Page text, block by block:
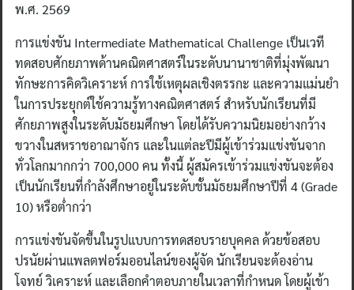
พ.ศ. 2569
การแข่งขัน Intermediate Mathematical Challenge เป็นเวที
ทดสอบศักยภาพด้านคณิตศาสตร์ในระดับนานาชาติที่มุ่งพัฒนา
ทักษะการคิดวิเคราะห์ การใช้เหตุผลเชิงตรรกะ และความแม่นยำ
ในการประยุกต์ใช้ความรู้ทางคณิตศาสตร์ สำหรับนักเรียนที่มี
ศักยภาพสูงในระดับมัธยมศึกษา โดยได้รับความนิยมอย่างกว้าง
ขวางในสหราชอาณาจักร และในแต่ละปีมีผู้เข้าร่วมแข่งขันจาก
ทั่วโลกมากกว่า 700,000 คน ทั้งนี้ ผู้สมัครเข้าร่วมแข่งขันจะต้อง
เป็นนักเรียนที่กำลังศึกษาอยู่ในระดับชั้นมัธยมศึกษาปีที่ 4 (Grade
10) หรือต่ำกว่า
การแข่งขันจัดขึ้นในรูปแบบการทดสอบรายบุคคล ด้วยข้อสอบ
ปรนัยผ่านแพลตฟอร์มออนไลน์ของผู้จัด นักเรียนจะต้องอ่าน
โจทย์ วิเคราะห์ และเลือกคำตอบภายในเวลาที่กำหนด โดยผู้เข้า